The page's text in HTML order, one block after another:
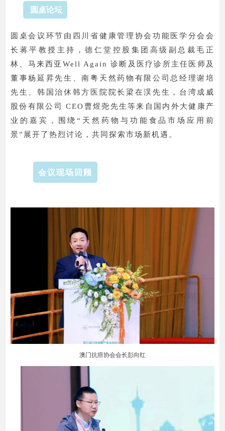
圆桌论坛
圆桌会议环节由四川省健康管理协会功能医学分会会
长蒋平教授主持，德仁堂控股集团高级副总裁毛正
林、马来西亚Well Again 诊断及医疗诊所主任医师及
董事杨延昇先生、南粤天然药物有限公司总经理谢培
先生、韩国治休韩方医院院长梁在淏先生，台湾成威
股份有限公司 CEO曹煜尧先生等来自国内外大健康产
业的嘉宾，围绕“天然药物与功能食品市场应用前
景”展开了热烈讨论，共同探索市场新机遇。
会议现场回顾
澳门抗癌协会会长彭向红